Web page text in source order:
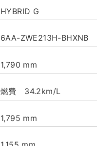
HYBRID G
6AA-ZWE213H-BHXNB
1,790 mm
燃費 34.2km/L
1,795 mm